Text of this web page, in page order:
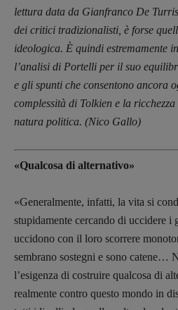
lettura data da Gianfranco De
dei critici tradizionalisti, è forse
ideologica. È quindi estremamente
l’analisi di Portelli per il suo
e gli spunti che consentono ancora
complessità di Tolkien e la
natura politica. (Nico Gallo)
«Qualcosa di alternativo»
«Generalmente, infatti, la vita si
stupidamente cercando di uccidere
uccidono con il loro scorrere
sembrano sostegni e sono catene…
l’esigenza di costruire qualcosa di
realmente contro questo mondo in